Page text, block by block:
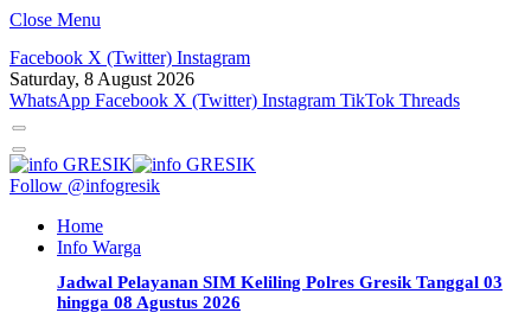
Close Menu
Facebook X (Twitter) Instagram
Saturday, 8 August 2026
WhatsApp Facebook X (Twitter) Instagram TikTok Threads
Follow @infogresik
Home
Info Warga
Jadwal Pelayanan SIM Keliling Polres Gresik Tanggal 03
hingga 08 Agustus 2026